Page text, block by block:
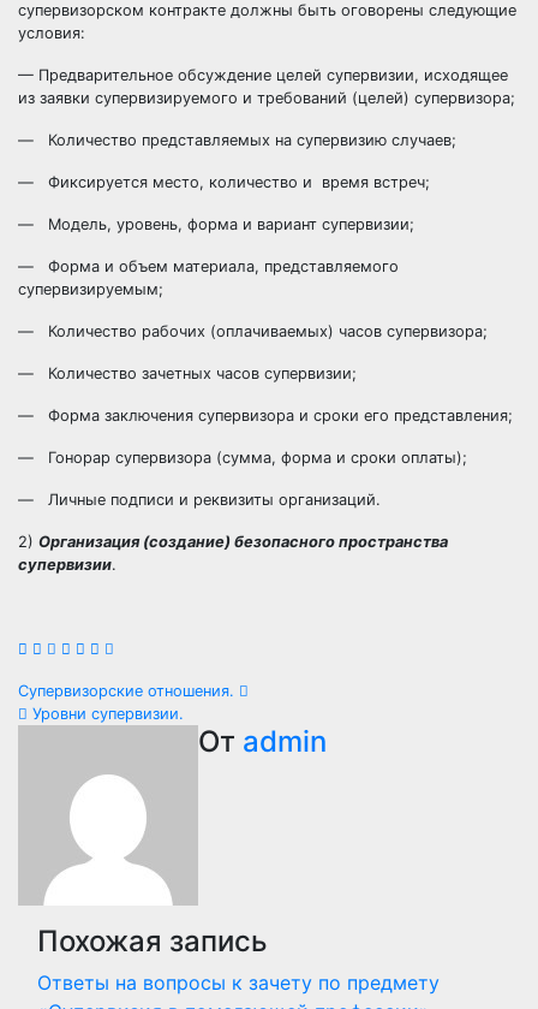
супервизорском контракте должны быть оговорены следующие
условия:
— Предварительное обсуждение целей супервизии, исходящее
из заявки супервизируемого и требований (целей) супервизора;
— Количество представляемых на супервизию случаев;
— Фиксируется место, количество и время встреч;
— Модель, уровень, форма и вариант супервизии;
— Форма и объем материала, представляемого
супервизируемым;
— Количество рабочих (оплачиваемых) часов супервизора;
— Количество зачетных часов супервизии;
— Форма заключения супервизора и сроки его представления;
— Гонорар супервизора (сумма, форма и сроки оплаты);
— Личные подписи и реквизиты организаций.
2) Организация (создание) безопасного пространства
супервизии.
Навигация
записям
Супервизорские отношения.
Уровни супервизии.
От admin
Похожая запись
Ответы на вопросы к зачету по предмету